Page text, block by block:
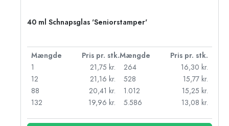
40 ml Schnapsglas 'Seniorstamper'
Mængde Pris pr. stk.Mængde
Pris pr. stk.
1
21,75 kr.
12
21,16 kr.
88
20,41 kr.
132
19,96 kr.
264
16,30 kr.
528
15,77 kr.
1.012
15,25 kr.
5.586
13,08 kr.